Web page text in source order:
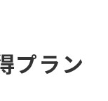
プラン